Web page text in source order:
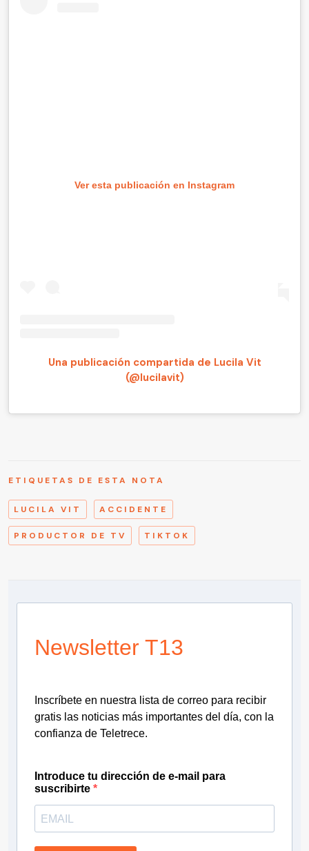
Ver esta publicación en Instagram
Una publicación compartida de Lucila Vit
(@lucilavit)
ETIQUETAS DE ESTA NOTA
LUCILA VIT ACCIDENTE
PRODUCTOR DE TV TIKTOK
Newsletter T13
Inscríbete en nuestra lista de correo para recibir
gratis las noticias más importantes del día, con la
confianza de Teletrece.
Introduce tu dirección de e-mail para
suscribirte